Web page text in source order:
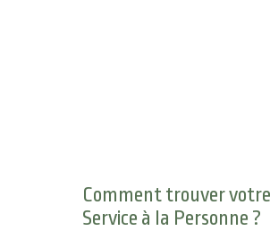
Comment trouver
Service à la Personne ?